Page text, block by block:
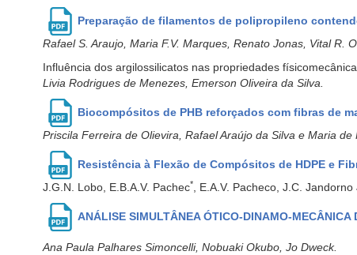
Preparação de filamentos de polipropileno
Rafael S. Araujo, Maria F.V. Marques, Renato Jonas, Vital R.
Influência dos argilossilicatos nas propriedades
Livia Rodrigues de Menezes, Emerson Oliveira da Silva.
Biocompósitos de PHB reforçados com fibras de
Priscila Ferreira de Olievira, Rafael Araújo da Silva e Maria de
Resistência à Flexão de Compósitos de HDPE e
J.G.N. Lobo, E.B.A.V. Pachec*, E.A.V. Pacheco, J.C. Jandorno
ANÁLISE SIMULTÂNEA ÓTICO-DINAMO-MECÂNICA
Ana Paula Palhares Simoncelli, Nobuaki Okubo, Jo Dweck.